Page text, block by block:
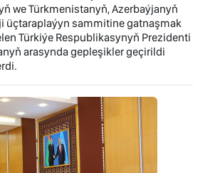
we Türkmenistanyň, Azerbaýjanyň
üçtaraplaýyn sammitine gatnaşmak
Türkiýe Respublikasynyň Prezidenti
arasynda gepleşikler geçirildi